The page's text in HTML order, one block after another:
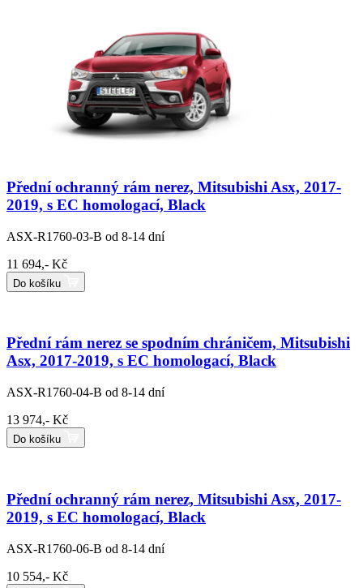
Přední ochranný rám nerez, Mitsubishi Asx, 2017-
2019, s EC homologací, Black
ASX-R1760-03-B od 8-14 dní
11 694,- Kč
Do košíku
Přední rám nerez se spodním chráničem, Mitsubishi
Asx, 2017-2019, s EC homologací, Black
ASX-R1760-04-B od 8-14 dní
13 974,- Kč
Do košíku
Přední ochranný rám nerez, Mitsubishi Asx, 2017-
2019, s EC homologací, Black
ASX-R1760-06-B od 8-14 dní
10 554,- Kč